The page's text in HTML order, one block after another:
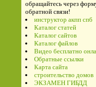
обращайтесь через
обратной связи!
инструктор акпп спб
Каталог статей
Каталог сайтов
Каталог файлов
Видео бесплатно
Обратные ссылки
Карта сайта
строительство домов
ЭКЗАМЕН ГИБДД